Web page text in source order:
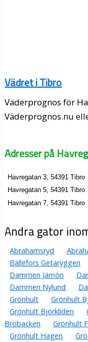
Vädret i Tibro
Väderprognos för
Väderprognos.nu
Adresser på
Havregatan 3, 54391 Tibro
Havregatan 5, 54391 Tibro
Havregatan 7, 54391 Tibro
Andra gator
Abrahamsryd
Bällefors Getaryggen
Dammen Järnön
Dammen Nylund
Grönhult
Grönhult
Grönhult Björkliden
Brobacken
Grönhult
Grönhult Hagen